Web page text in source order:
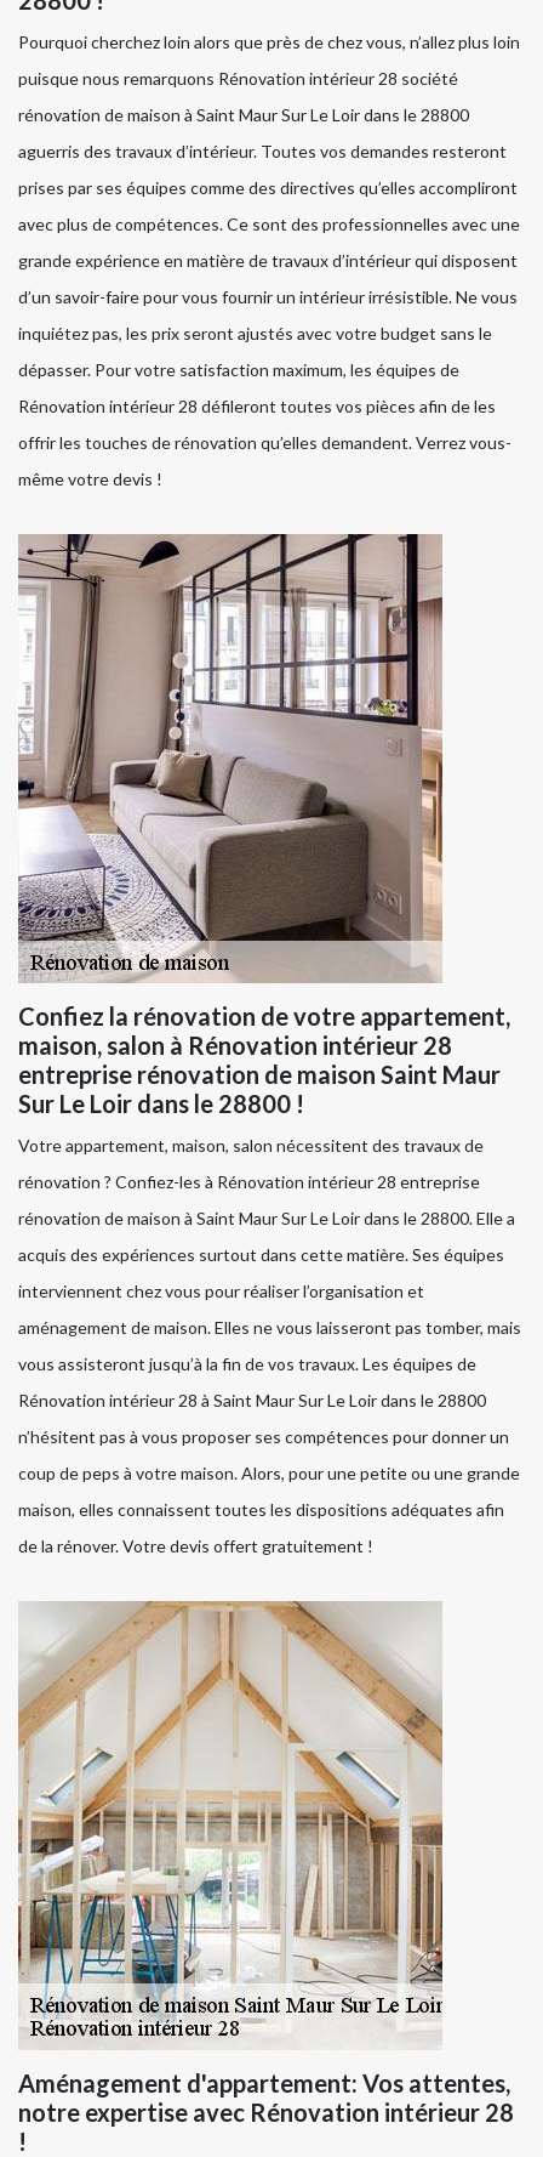
Pourquoi cherchez loin alors que près de chez vous, n’allez plus loin
puisque nous remarquons Rénovation intérieur 28 société
rénovation de maison à Saint Maur Sur Le Loir dans le 28800
aguerris des travaux d’intérieur. Toutes vos demandes resteront
prises par ses équipes comme des directives qu’elles accompliront
avec plus de compétences. Ce sont des professionnelles avec une
grande expérience en matière de travaux d’intérieur qui disposent
d’un savoir-faire pour vous fournir un intérieur irrésistible. Ne vous
inquiétez pas, les prix seront ajustés avec votre budget sans le
dépasser. Pour votre satisfaction maximum, les équipes de
Rénovation intérieur 28 défileront toutes vos pièces afin de les
offrir les touches de rénovation qu’elles demandent. Verrez vous-
même votre devis !
Confiez la rénovation de votre appartement,
maison, salon à Rénovation intérieur 28
entreprise rénovation de maison Saint Maur
Sur Le Loir dans le 28800 !
Votre appartement, maison, salon nécessitent des travaux de
rénovation ? Confiez-les à Rénovation intérieur 28 entreprise
rénovation de maison à Saint Maur Sur Le Loir dans le 28800. Elle a
acquis des expériences surtout dans cette matière. Ses équipes
interviennent chez vous pour réaliser l’organisation et
aménagement de maison. Elles ne vous laisseront pas tomber, mais
vous assisteront jusqu’à la fin de vos travaux. Les équipes de
Rénovation intérieur 28 à Saint Maur Sur Le Loir dans le 28800
n’hésitent pas à vous proposer ses compétences pour donner un
coup de peps à votre maison. Alors, pour une petite ou une grande
maison, elles connaissent toutes les dispositions adéquates afin
de la rénover. Votre devis offert gratuitement !
Aménagement d'appartement: Vos attentes,
notre expertise avec Rénovation intérieur 28
!